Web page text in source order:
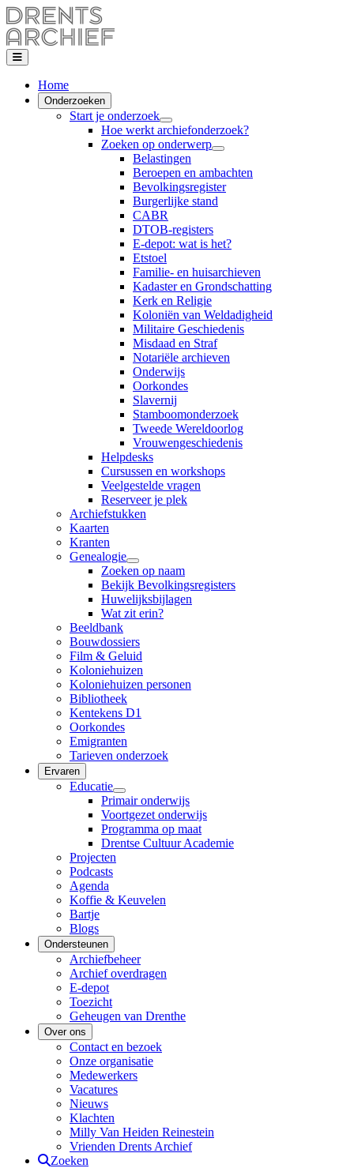
Home
Onderzoeken
Start je onderzoek
Hoe werkt archiefonderzoek?
Zoeken op onderwerp
Belastingen
Beroepen en ambachten
Bevolkingsregister
Burgerlijke stand
CABR
DTOB-registers
E-depot: wat is het?
Etstoel
Familie- en huisarchieven
Kadaster en Grondschatting
Kerk en Religie
Koloniën van Weldadigheid
Militaire Geschiedenis
Misdaad en Straf
Notariële archieven
Onderwijs
Oorkondes
Slavernij
Stamboomonderzoek
Tweede Wereldoorlog
Vrouwengeschiedenis
Helpdesks
Cursussen en workshops
Veelgestelde vragen
Reserveer je plek
Archiefstukken
Kaarten
Kranten
Genealogie
Zoeken op naam
Bekijk Bevolkingsregisters
Huwelijksbijlagen
Wat zit erin?
Beeldbank
Bouwdossiers
Film & Geluid
Koloniehuizen
Koloniehuizen personen
Bibliotheek
Kentekens D1
Oorkondes
Emigranten
Tarieven onderzoek
Ervaren
Educatie
Primair onderwijs
Voortgezet onderwijs
Programma op maat
Drentse Cultuur Academie
Projecten
Podcasts
Agenda
Koffie & Keuvelen
Bartje
Blogs
Ondersteunen
Archiefbeheer
Archief overdragen
E-depot
Toezicht
Geheugen van Drenthe
Over ons
Contact en bezoek
Onze organisatie
Medewerkers
Vacatures
Nieuws
Klachten
Milly Van Heiden Reinestein
Vrienden Drents Archief
Zoeken